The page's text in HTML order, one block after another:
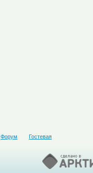
Форум Гостевая